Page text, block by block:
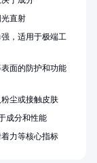
直射
，适用于极端工
面的防护和功能
尘或接触皮肤
成分和性能
力等核心指标